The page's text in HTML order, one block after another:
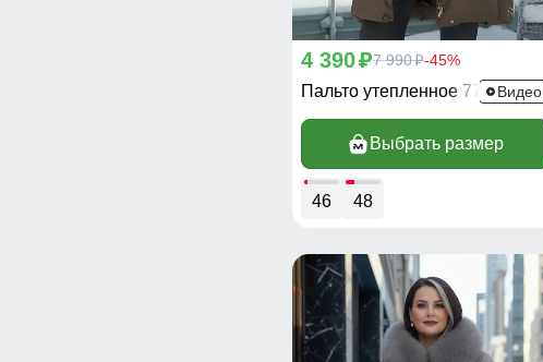
4 390p7 990p-45%
Пальто утепленное 7732KВидео
Выбрать размер
46 48